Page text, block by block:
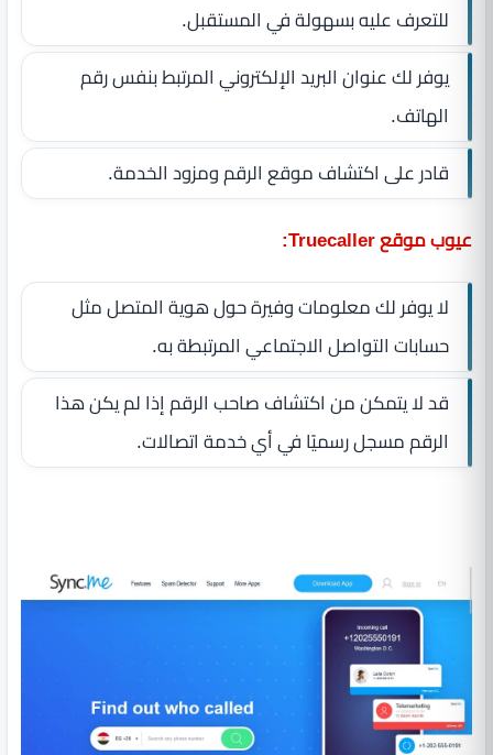
للتعرف عليه بسهولة في المستقبل.
يوفر لك عنوان البريد الإلكتروني المرتبط بنفس رقم
الهاتف.
قادر على اكتشاف موقع الرقم ومزود الخدمة.
عيوب موقع Truecaller:
لا يوفر لك معلومات وفيرة حول هوية المتصل مثل
حسابات التواصل الاجتماعي المرتبطة به.
قد لا يتمكن من اكتشاف صاحب الرقم إذا لم يكن هذا
الرقم مسجل رسميًا في أي خدمة اتصالات.